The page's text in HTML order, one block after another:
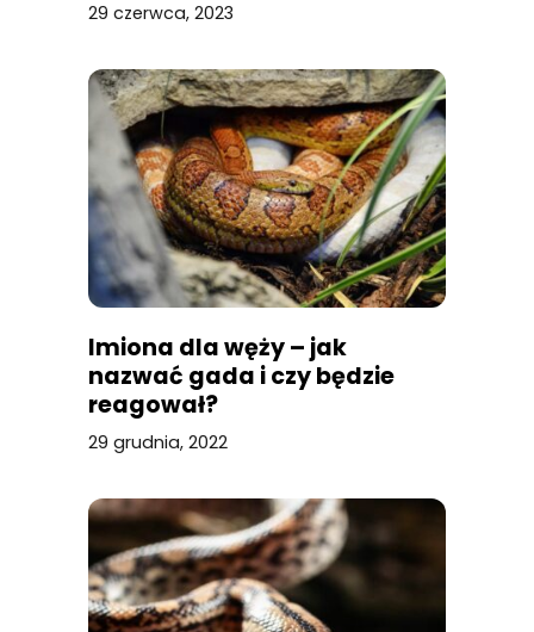
29 czerwca, 2023
Imiona dla węży – jak
nazwać gada i czy będzie
reagował?
29 grudnia, 2022